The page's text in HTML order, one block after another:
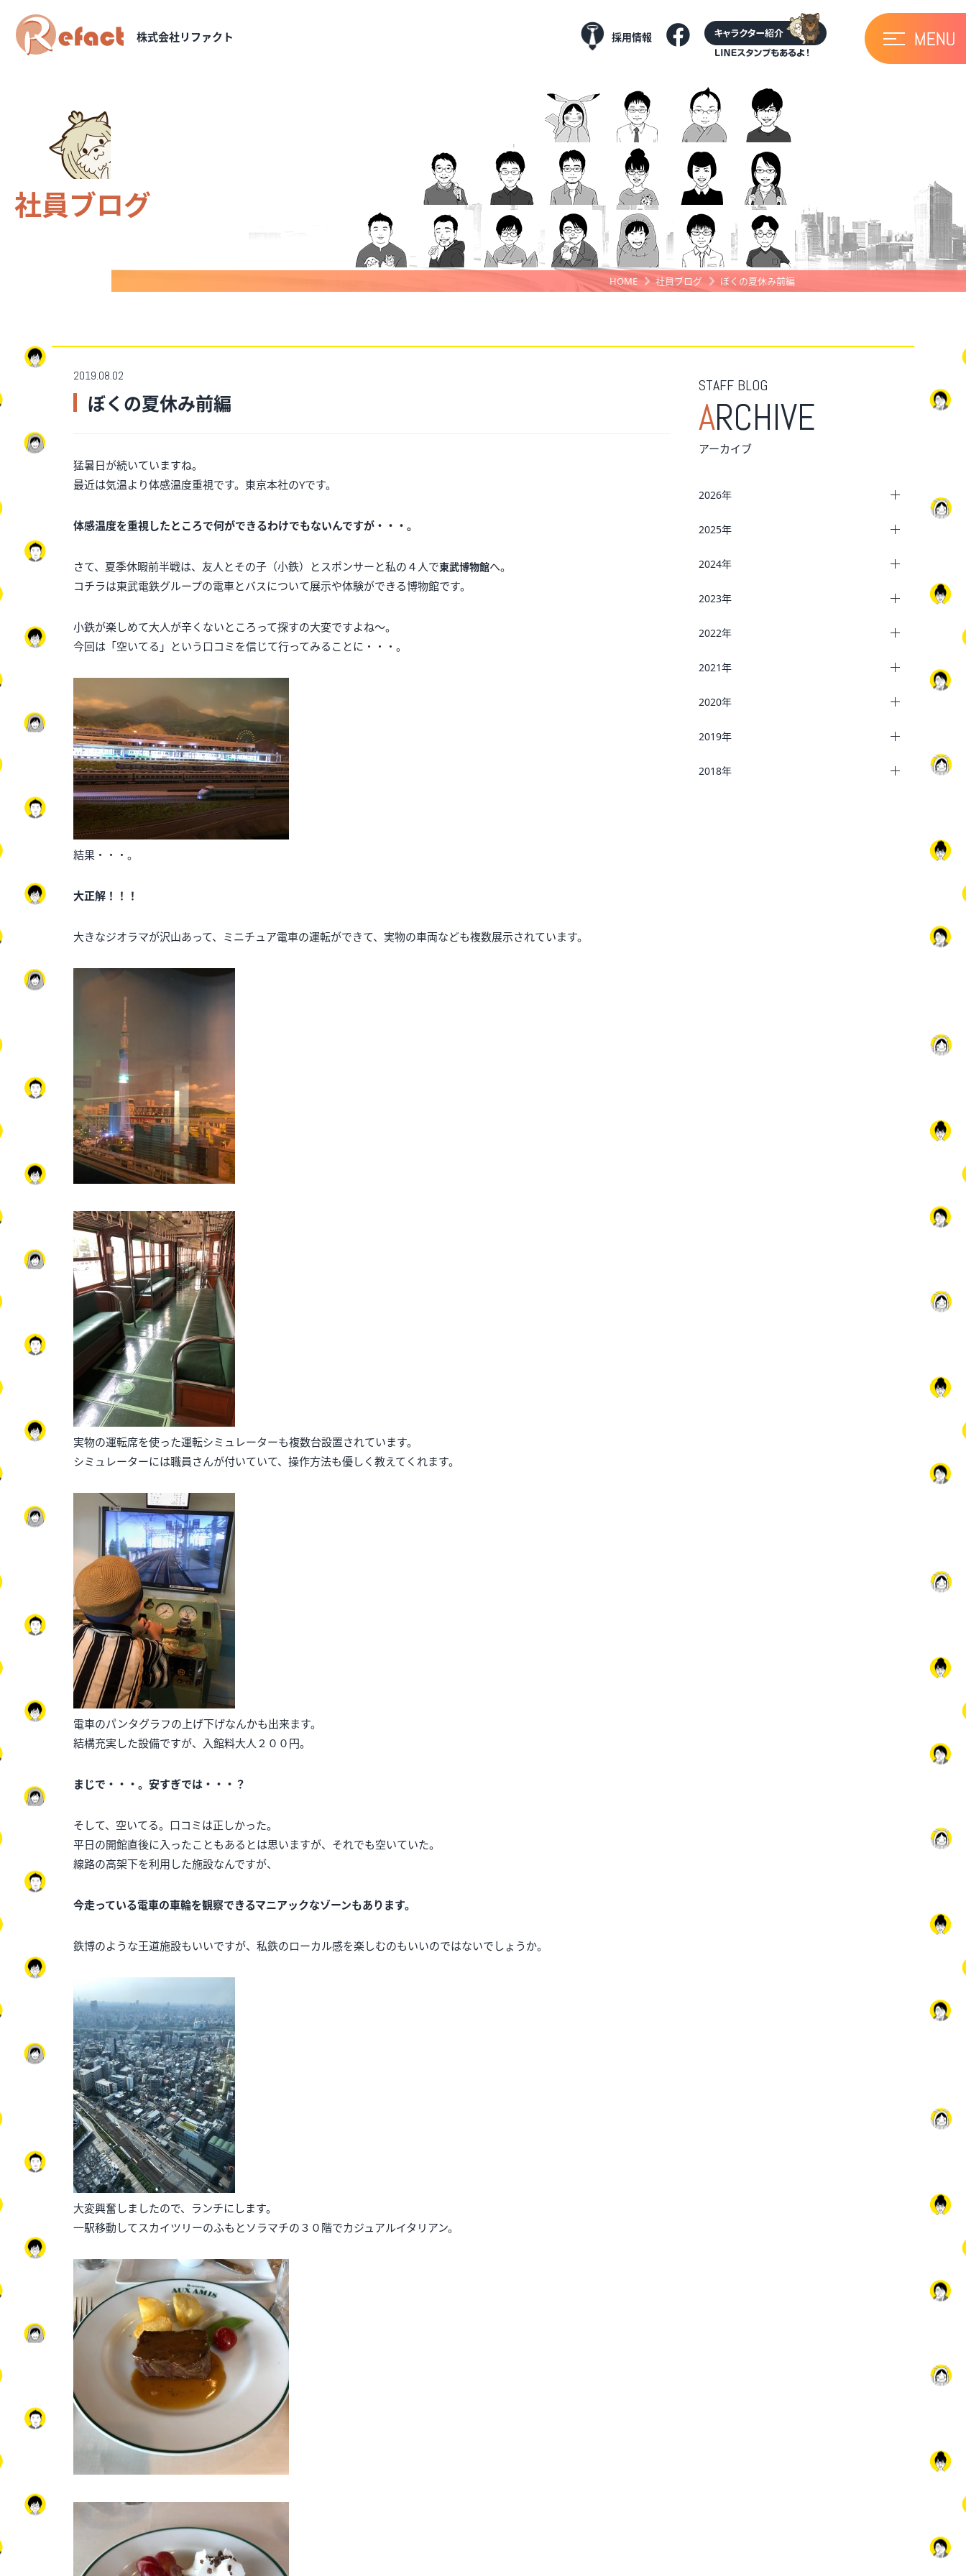
株式会社リファクト 採用情報
社員ブログ
HOME 社員ブログ ぼくの夏休み前編
2019.08.02
ぼくの夏休み前編
猛暑日が続いていますね。
最近は気温より体感温度重視です。東京本社のYです。
体感温度を重視したところで何ができるわけでもないんですが・・・。
さて、夏季休暇前半戦は、友人とその子（小鉄）とスポンサーと私の４人で東武博物館へ。
コチラは東武電鉄グループの電車とバスについて展示や体験ができる博物館です。
小鉄が楽しめて大人が辛くないところって探すの大変ですよね～。
今回は「空いてる」という口コミを信じて行ってみることに・・・。
結果・・・。
大正解！！！
大きなジオラマが沢山あって、ミニチュア電車の運転ができて、実物の車両なども複数展示されています。
実物の運転席を使った運転シミュレーターも複数台設置されています。
シミュレーターには職員さんが付いていて、操作方法も優しく教えてくれます。
電車のパンタグラフの上げ下げなんかも出来ます。
結構充実した設備ですが、入館料大人２００円。
まじで・・・。安すぎでは・・・？
そして、空いてる。口コミは正しかった。
平日の開館直後に入ったこともあるとは思いますが、それでも空いていた。
線路の高架下を利用した施設なんですが、
今走っている電車の車輪を観察できるマニアックなゾーンもあります。
鉄博のような王道施設もいいですが、私鉄のローカル感を楽しむのもいいのではないでしょうか。
大変興奮しましたので、ランチにします。
一駅移動してスカイツリーのふもとソラマチの３０階でカジュアルイタリアン。
STAFF BLOG
ARCHIVE
アーカイブ
2026年
2025年
2024年
2023年
2022年
2021年
2020年
2019年
2018年